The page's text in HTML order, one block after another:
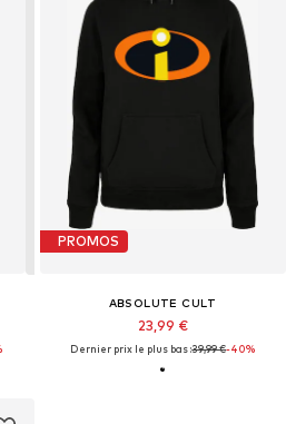
PROMOS
ABSOLUTE CULT
23,99 €
Dernier prix le plus bas :39,99 €-40%